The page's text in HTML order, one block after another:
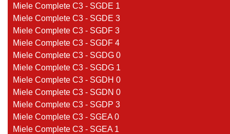
Miele Complete C3 - SGDE 1
Miele Complete C3 - SGDE 3
Miele Complete C3 - SGDF 3
Miele Complete C3 - SGDF 4
Miele Complete C3 - SGDG 0
Miele Complete C3 - SGDG 1
Miele Complete C3 - SGDH 0
Miele Complete C3 - SGDN 0
Miele Complete C3 - SGDP 3
Miele Complete C3 - SGEA 0
Miele Complete C3 - SGEA 1